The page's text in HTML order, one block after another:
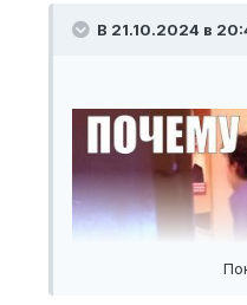
В 21.10.2024 в